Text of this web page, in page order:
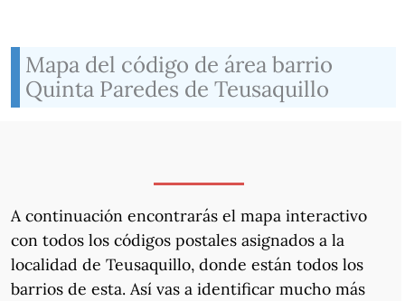
Mapa del código de área barrio
Quinta Paredes de Teusaquillo
A continuación encontrarás el mapa interactivo
con todos los códigos postales asignados a la
localidad de Teusaquillo, donde están todos los
barrios de esta. Así vas a identificar mucho más